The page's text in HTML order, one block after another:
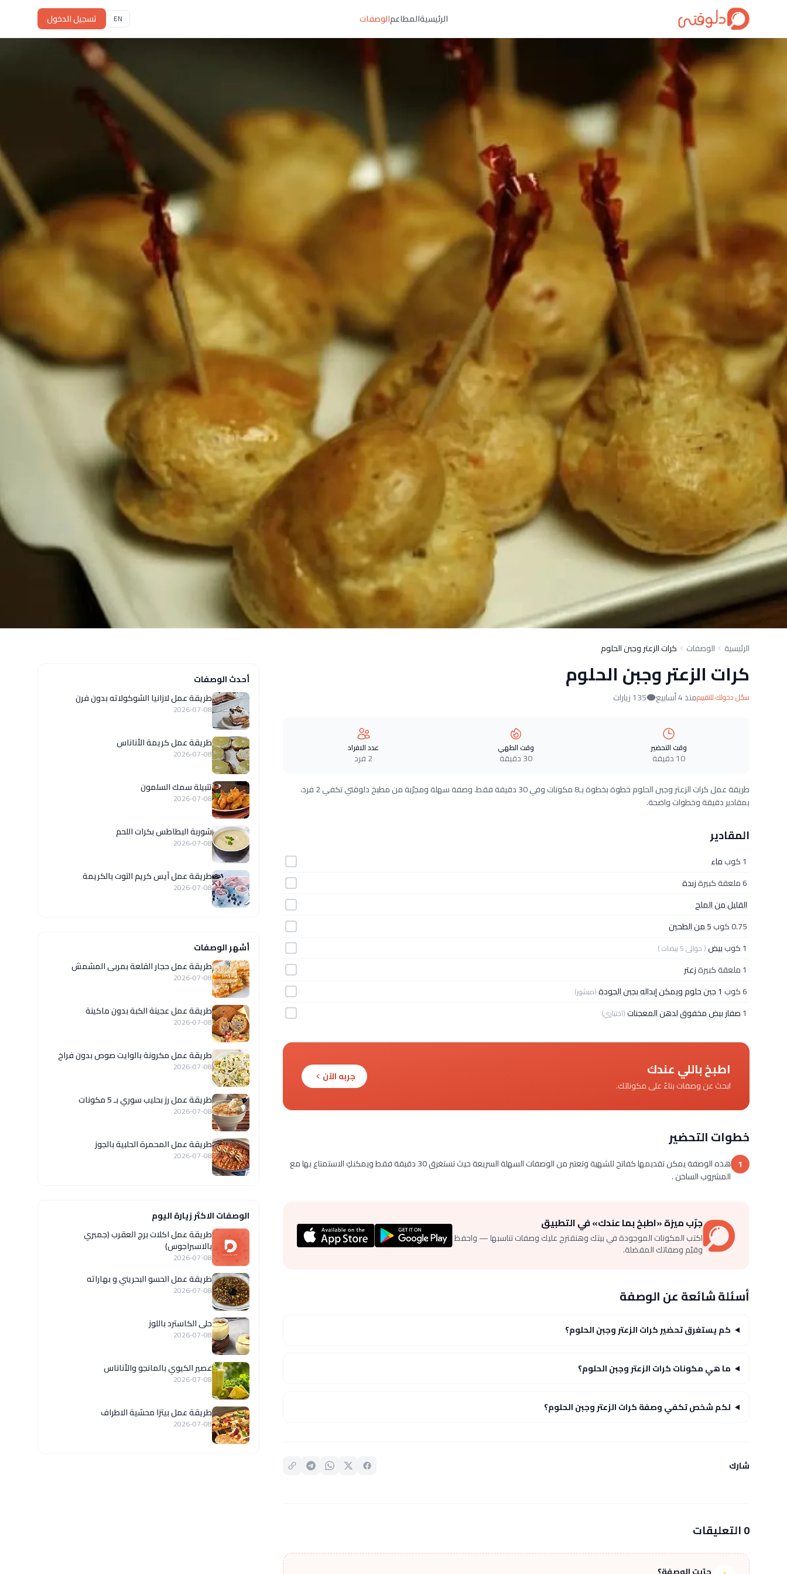
الرئيسيةالمطاعمالوصفات EN تسجيل الدخول
الرئيسية الوصفات كرات الزعتر وجبن الحلوم
كرات الزعتر وجبن الحلوم
سجّل دخولك للتقييممنذ 4 أسابيع 135 زيارات
وقت التحضير
10 دقيقة
وقت الطهي
30 دقيقة
عدد الافراد
2 فرد
طريقة عمل كرات الزعتر وجبن الحلوم خطوة بخطوة بـ8 مكونات وفي 30 دقيقة فقط. وصفة سهلة ومجرّبة من مطبخ دلوقتي تكفي 2 فرد،
بمقادير دقيقة وخطوات واضحة.
المقادير
1 كوب
ماء
6 ملعقة كبيرة
زبدة
القليل من الملح
0.75 كوب
5 من الطحين
1 كوب
بيض( حوالى 5 بيضات )
1 ملعقة كبيرة
زعتر
6 كوب
1 جبن حلوم ويمكن إبداله بجبن الجودة (مبشور)
1صفار بيض مخفوق لدهن المعجنات(اختياري)
اطبخ باللي عندك
ابحث عن وصفات بناءً على مكوناتك.
جربه الآن
خطوات التحضير
1
هذه الوصفة يمكن تقديمها كفاتح للشهية وتعتبر من الوصفات السهلة السريعة حيث تستغرق 30 دقيقة فقط ويمكنكِ الاستمتاع بها مع
المشروب الساخن .
جرّب ميزة «اطبخ بما عندك» في التطبيق
اكتب المكونات الموجودة في بيتك وهنقترح عليك وصفات تناسبها — واحفظ
وقيّم وصفاتك المفضلة.
أسئلة شائعة عن الوصفة
كم يستغرق تحضير كرات الزعتر وجبن الحلوم؟
ما هي مكونات كرات الزعتر وجبن الحلوم؟
لكم شخص تكفي وصفة كرات الزعتر وجبن الحلوم؟
شارك
0 التعليقات
أحدث الوصفات
طريقة عمل لازانيا الشوكولاته بدون فرن
2026-07-08
طريقة عمل كريمة الأناناس
2026-07-08
تتبيلة سمك السلمون
2026-07-08
شوربة البطاطس بكرات اللحم
2026-07-08
طريقة عمل آيس كريم التوت بالكريمة
2026-07-08
أشهر الوصفات
طريقة عمل حجار القلعة بمربى المشمش
2026-07-08
طريقة عمل عجينة الكبة بدون ماكينة
2026-07-08
طريقة عمل مكرونة بالوايت صوص بدون فراخ
2026-07-08
طريقة عمل رز بحليب سوري بـ 5 مكونات
2026-07-08
طريقة عمل المحمرة الحلبية بالجوز
2026-07-08
الوصفات الاكثر زيارة اليوم
طريقة عمل اكلات برج العقرب (جمبري
بالاسبراجوس)
2026-07-08
طريقة عمل الحسو البحريني و بهاراته
2026-07-08
حلى الكاسترد باللوز
2026-07-08
عصير الكيوي بالمانجو والأناناس
2026-07-08
طريقة عمل بيتزا محشية الاطراف
2026-07-08